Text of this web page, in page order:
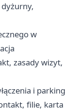
w
zasady wizyt,
i parking
filie, karta